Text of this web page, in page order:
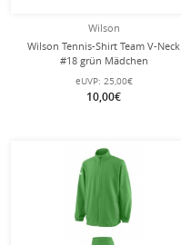
Wilson
Wilson Tennis-Shirt Team V-Neck
#18 grün Mädchen
eUVP: 25,00€
10,00€